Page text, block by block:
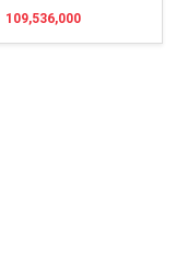
109,536,000